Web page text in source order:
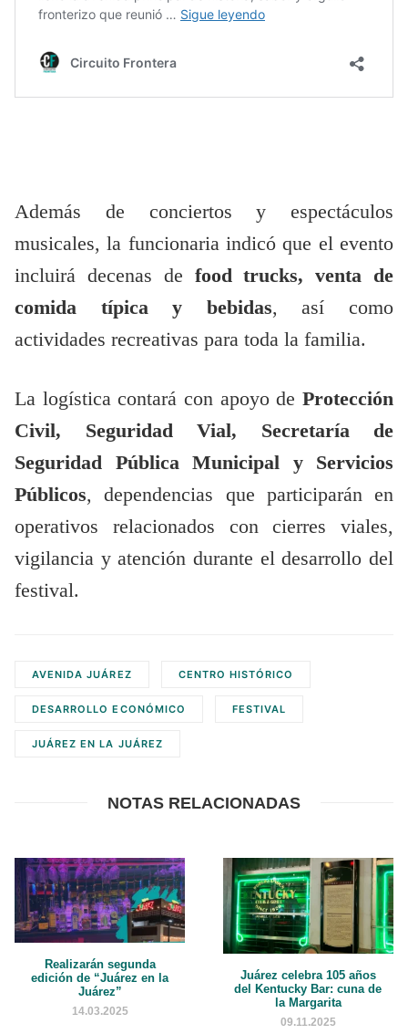
Además de conciertos y espectáculos
musicales, la funcionaria indicó que el evento
incluirá decenas de food trucks, venta de
comida típica y bebidas, así como
actividades recreativas para toda la familia.
La logística contará con apoyo de Protección
Civil, Seguridad Vial, Secretaría de
Seguridad Pública Municipal y Servicios
Públicos, dependencias que participarán en
operativos relacionados con cierres viales,
vigilancia y atención durante el desarrollo del
festival.
AVENIDA JUÁREZ CENTRO HISTÓRICO
DESARROLLO ECONÓMICO FESTIVAL
JUÁREZ EN LA JUÁREZ
NOTAS RELACIONADAS
Realizarán segunda
edición de “Juárez en la
Juárez”
14.03.2025
Juárez celebra 105 años
del Kentucky Bar: cuna de
la Margarita
09.11.2025